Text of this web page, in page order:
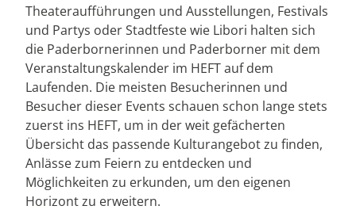
Theateraufführungen und Ausstellungen, Festivals
und Partys oder Stadtfeste wie Libori halten sich
die Paderbornerinnen und Paderborner mit dem
Veranstaltungskalender im HEFT auf dem
Laufenden. Die meisten Besucherinnen und
Besucher dieser Events schauen schon lange stets
zuerst ins HEFT, um in der weit gefächerten
Übersicht das passende Kulturangebot zu finden,
Anlässe zum Feiern zu entdecken und
Möglichkeiten zu erkunden, um den eigenen
Horizont zu erweitern.